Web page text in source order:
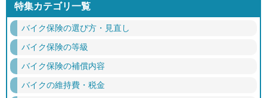
特集カテゴリ一覧
バイク保険の選び方・見直し
バイク保険の等級
バイク保険の補償内容
バイクの維持費・税金